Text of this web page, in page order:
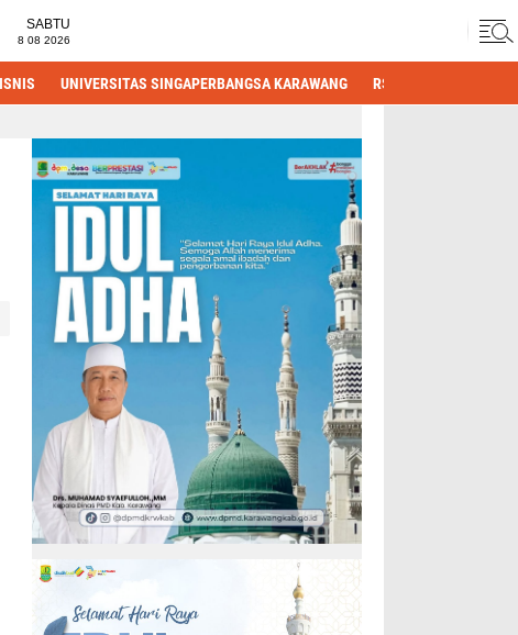
SABTU
8 08 2026
UNIVERSITAS SINGAPERBANGSA KARAWANG RS HASTIEN